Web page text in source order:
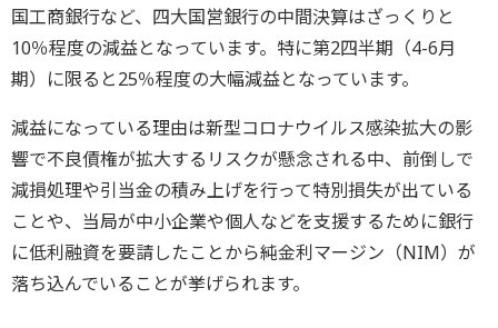
国工商銀行など、四大国営銀行の中間決算はざっくりと
10％程度の減益となっています。特に第2四半期（4-6月
期）に限ると25％程度の大幅減益となっています。
減益になっている理由は新型コロナウイルス感染拡大の影
響で不良債権が拡大するリスクが懸念される中、前倒しで
減損処理や引当金の積み上げを行って特別損失が出ている
ことや、当局が中小企業や個人などを支援するために銀行
に低利融資を要請したことから純金利マージン（NIM）が
落ち込んでいることが挙げられます。